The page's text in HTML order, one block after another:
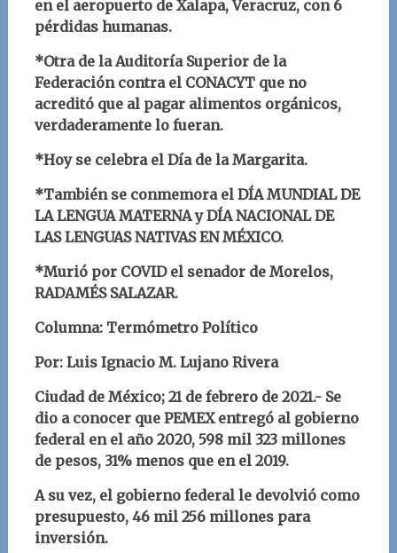
en el aeropuerto de Xalapa, Veracruz, con 6
pérdidas humanas.
*Otra de la Auditoría Superior de la
Federación contra el CONACYT que no
acreditó que al pagar alimentos orgánicos,
verdaderamente lo fueran.
*Hoy se celebra el Día de la Margarita.
*También se conmemora el DÍA MUNDIAL DE
LA LENGUA MATERNA y DÍA NACIONAL DE
LAS LENGUAS NATIVAS EN MÉXICO.
*Murió por COVID el senador de Morelos,
RADAMÉS SALAZAR.
Columna: Termómetro Político
Por: Luis Ignacio M. Lujano Rivera
Ciudad de México; 21 de febrero de 2021.- Se
dio a conocer que PEMEX entregó al gobierno
federal en el año 2020, 598 mil 323 millones
de pesos, 31% menos que en el 2019.
A su vez, el gobierno federal le devolvió como
presupuesto, 46 mil 256 millones para
inversión.